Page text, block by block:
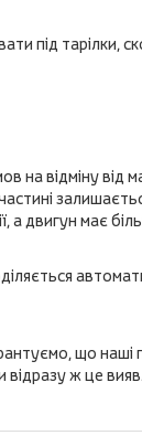
під тарілки,
на відміну від
двигун має
що
відразу ж це